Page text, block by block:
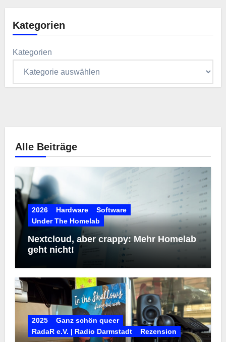
Kategorien
Kategorien
Alle Beiträge
2026 Hardware
Software
Under The Homelab
Nextcloud, aber crappy: Mehr Homelab
geht nicht!
2025
Ganz schön queer
RadaR e.V. | Radio Darmstadt
Rezension